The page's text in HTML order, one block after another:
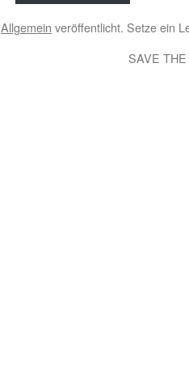
Allgemein veröffentlicht. Setze ein
SAVE